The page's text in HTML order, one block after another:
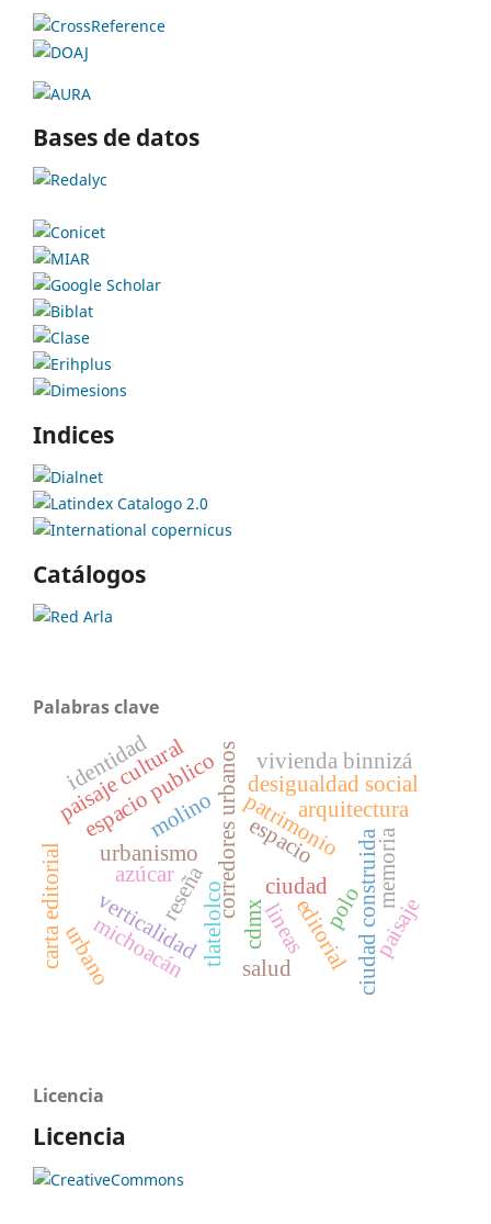
Bases de datos
Indices
Catálogos
Palabras clave
verticalidad lineas
ciudad
urbanismo
cdmx
corredores urbanos
editorial
espacio publico patrimonio
ciudad construida
tlatelolco
salud
paisaje
desigualdad social
reseña
molino
azúcar
michoacán
urbano
paisaje cultural
carta editorial polo
vivienda binnizá
espacio
identidad
arquitectura
memoria
Licencia
Licencia